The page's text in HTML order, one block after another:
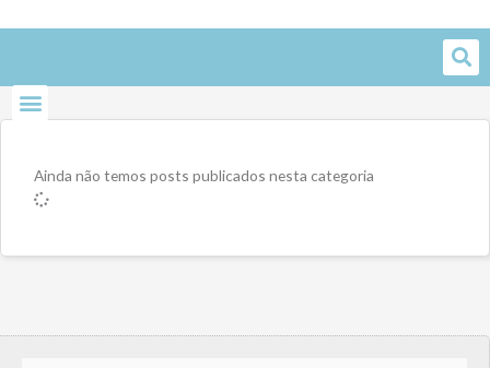
Ainda não temos posts publicados nesta categoria